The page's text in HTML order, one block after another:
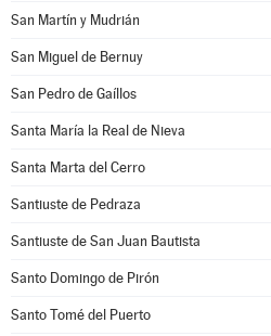
San Martín y Mudrián
San Miguel de Bernuy
San Pedro de Gaíllos
Santa María la Real de Nieva
Santa Marta del Cerro
Santiuste de Pedraza
Santiuste de San Juan Bautista
Santo Domingo de Pirón
Santo Tomé del Puerto